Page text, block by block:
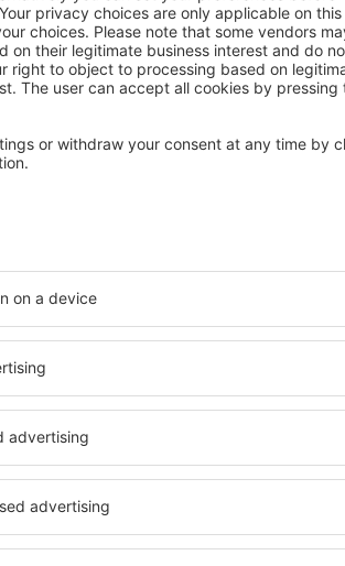
Resort
2026, 2 nopți
2026, 2 nopți
multe oferte în Nosy Be
Nosy Be – cea